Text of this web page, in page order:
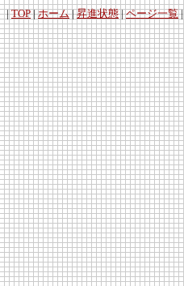
|TOP|ホーム|昇進状態|ページ一覧|